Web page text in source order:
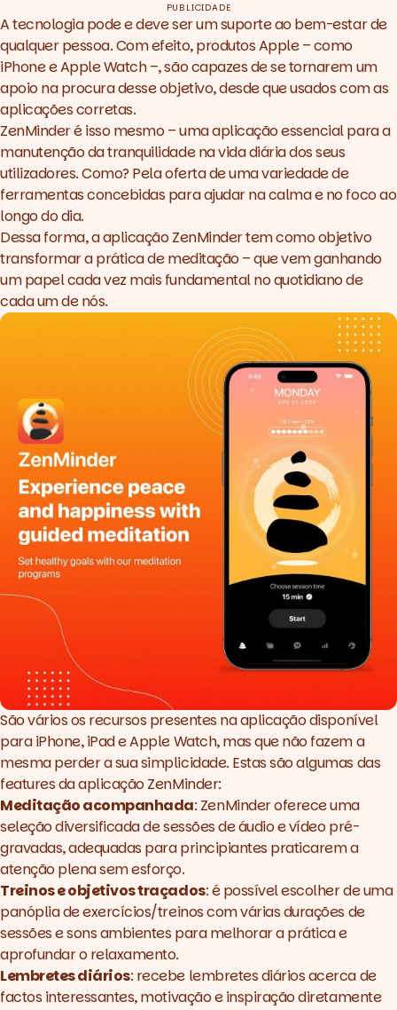
PUBLICIDADE
A tecnologia pode e deve ser um suporte ao bem-estar de
qualquer pessoa. Com efeito, produtos Apple – como
iPhone e Apple Watch –, são capazes de se tornarem um
apoio na procura desse objetivo, desde que usados com as
aplicações corretas.
ZenMinder é isso mesmo – uma aplicação essencial para a
manutenção da tranquilidade na vida diária dos seus
utilizadores. Como? Pela oferta de uma variedade de
ferramentas concebidas para ajudar na calma e no foco ao
longo do dia.
Dessa forma, a aplicaçãoZenMindertem como objetivo
transformar a prática de meditação – que vem ganhando
um papel cada vez mais fundamental no quotidiano de
cada um de nós.
São vários os recursos presentes na aplicação disponível
para iPhone, iPad e Apple Watch, mas que não fazem a
mesma perder a sua simplicidade. Estas são algumas das
featuresda aplicaçãoZenMinder:
Meditação acompanhada: ZenMinder oferece uma
seleção diversificada de sessões de áudio e vídeo pré-
gravadas, adequadas para principiantes praticarem a
atenção plena sem esforço.
Treinos e objetivos traçados: é possível escolher de uma
panóplia de exercícios/treinos com várias durações de
sessões e sons ambientes para melhorar a prática e
aprofundar o relaxamento.
Lembretes diários: recebe lembretes diários acerca de
factos interessantes, motivação e inspiração diretamente